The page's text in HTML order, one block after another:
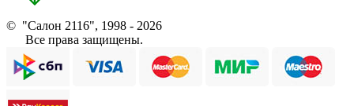
© "Салон 2116", 1998 - 2026
Все права защищены.